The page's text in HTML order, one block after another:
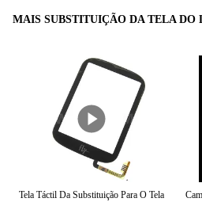
MAIS SUBSTITUIÇÃO DA TELA DO
Tela Táctil Da Substituição Para O Tela